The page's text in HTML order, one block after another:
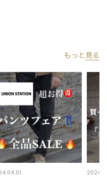
ション】
大人に向けた、素材感と着
れを楽しめる、きれいめス
るくなったりワクワクした
けるような”おしゃれ着”を
もっと 見る